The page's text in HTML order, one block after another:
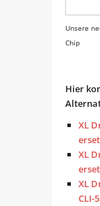
Unsere
Chip
Hier
XL
XL
XL
CLI-